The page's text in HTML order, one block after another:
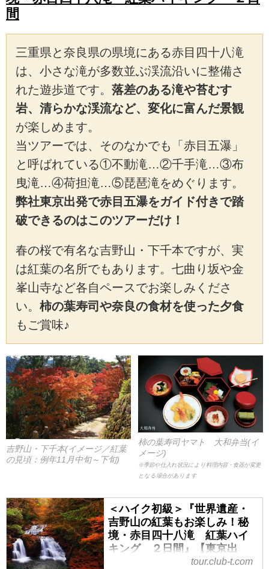
間
三重県と奈良県の県境にある赤目四十八滝
は、小さな滝が多数並ぶ渓流沿いに整備さ
れた遊歩道です。 落差のある滝や苔むす
岩、清らかな渓流など、変化に富んだ景観
が楽しめます。
当ツアーでは、そのなかでも「赤目五瀑」
と呼ばれている①不動滝…②千手滝…③布
曳滝…④荷担滝…⑤琵琶滝をめぐります。
弊社東京出発で赤目五瀑をガイド付きで踏
破できるのはこのツアーだけ！
春の桜で有名な吉野山・下千本ですが、実
は紅葉の名所でもあります。七曲り坂や金
峯山寺など各自ペースでお楽しみくださ
い。 柿の葉寿司や奈良の食材を使った夕食
もご賞味♪
吉野山・下千本(イメージ／紅葉
の見頃：例年11月中旬～下旬)
柿の葉寿司ヤマト 大和弁当(イ
メージ)
※季節や仕入れ状況により料理内容・食器が変更
となる場合があります
＜ハイク初級＞『世界遺産・
吉野山の紅葉もお楽しみ！秘
境・赤目四十八滝 紅葉ハイ
キング ２日間』【東京出
発】｜クラブツーリズム
tour.club-t.com